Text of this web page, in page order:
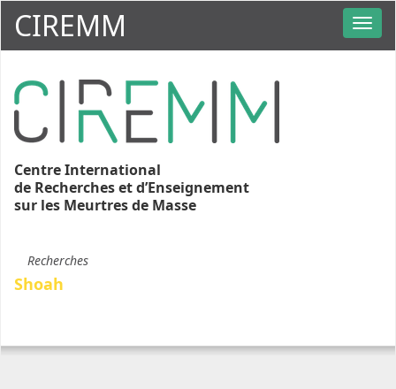
CIREMM
Centre International
de Recherches et d’Enseignement
sur les Meurtres de Masse
Recherches
Shoah